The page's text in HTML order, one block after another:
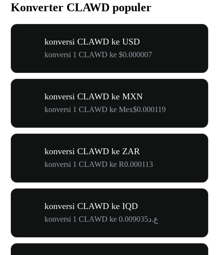
Konverter CLAWD populer
konversi CLAWD ke USD
konversi 1 CLAWD ke $0.000007
konversi CLAWD ke MXN
konversi 1 CLAWD ke Mex$0.000119
konversi CLAWD ke ZAR
konversi 1 CLAWD ke R0.000113
konversi CLAWD ke IQD
konversi 1 CLAWD ke ع.د0.009035